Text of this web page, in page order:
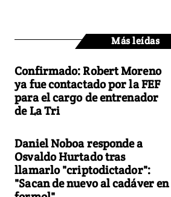
Más leídas
Confirmado: Robert Moreno
ya fue contactado por la FEF
para el cargo de entrenador
de La Tri
Daniel Noboa responde a
Osvaldo Hurtado tras
llamarlo "criptodictador":
"Sacan de nuevo al cadáver en